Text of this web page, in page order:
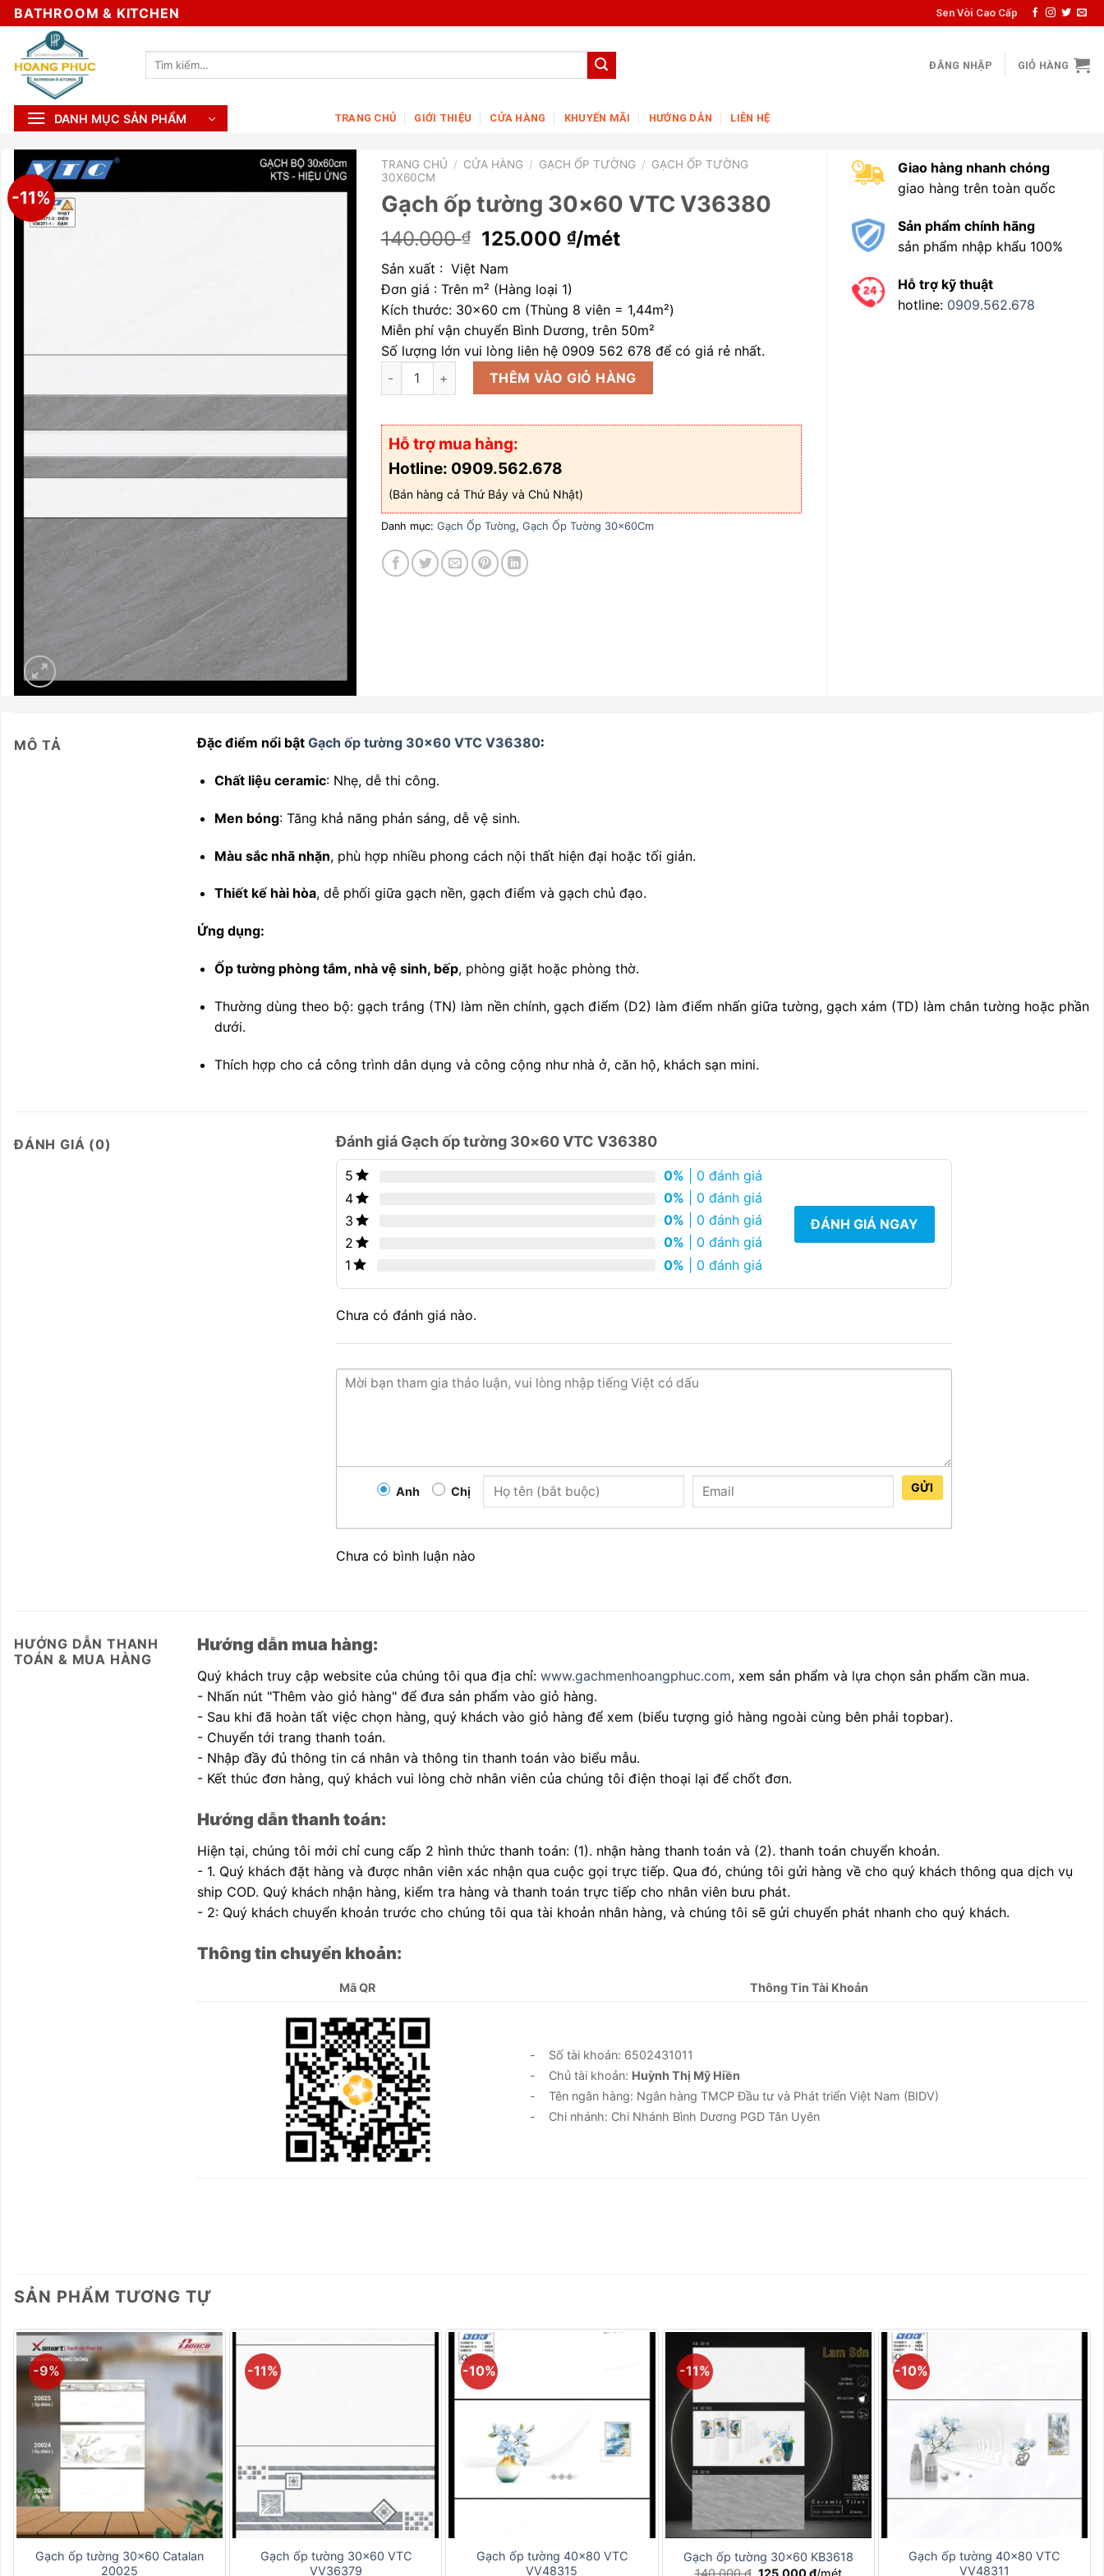
Skip
to
content
BATHROOM & KITCHEN Sen Vòi Cao Cấp
Tìm
ĐĂNG NHẬP GIỎ HÀNG
DANH MỤC SẢN PHẨM TRANG CHỦ GIỚI THIỆU CỬA HÀNG KHUYẾN MÃI HƯỚNG DẪN LIÊN HỆ
-11%
TRANG CHỦ / CỬA HÀNG / GẠCH ỐP TƯỜNG / GẠCH ỐP TƯỜNG
30X60CM
Gạch ốp tường 30×60 VTC V36380
140.000₫
Giá
gốc
là:
140.000 ₫.
125.000 ₫Giá
125.000 ₫.
/mét
Sản xuất : Việt Nam
Đơn giá : Trên m² (Hàng loại 1)
Kích thước: 30×60 cm (Thùng 8 viên = 1,44m²)
Miễn phí vận chuyển Bình Dương, trên 50m²
Số lượng lớn vui lòng liên hệ 0909 562 678 để có giá rẻ nhất.
Gạch ốp tường 30x60 VTC V36380 số lượng
THÊM VÀO GIỎ HÀNG
Hỗ trợ mua hàng:
Hotline: 0909.562.678
(Bán hàng cả Thứ Bảy và Chủ Nhật)
Danh mục: Gạch Ốp Tường, Gạch Ốp Tường 30x60Cm
Giao hàng nhanh chóng
giao hàng trên toàn quốc
Sản phẩm chính hãng
sản phẩm nhập khẩu 100%
Hỗ trợ kỹ thuật
hotline: 0909.562.678
MÔ TẢ Đặc điểm nổi bậtGạch ốp tường 30×60 VTC V36380:
Chất liệu ceramic: Nhẹ, dễ thi công.
Men bóng: Tăng khả năng phản sáng, dễ vệ sinh.
Màu sắc nhã nhặn, phù hợp nhiều phong cách nội thất hiện đại hoặc tối giản.
Thiết kế hài hòa, dễ phối giữa gạch nền, gạch điểm và gạch chủ đạo.
Ứng dụng:
Ốp tường phòng tắm, nhà vệ sinh, bếp, phòng giặt hoặc phòng thờ.
Thường dùng theo bộ: gạch trắng (TN) làm nền chính, gạch điểm (D2) làm điểm nhấn giữa tường, gạch xám (TD) làm chân tường hoặc phần
dưới.
Thích hợp cho cả công trình dân dụng và công cộng như nhà ở, căn hộ, khách sạn mini.
ĐÁNH GIÁ (0) Đánh giá Gạch ốp tường 30×60 VTC V36380
5 0% | 0 đánh giá
4
0% | 0 đánh giá
3
0% | 0 đánh giá
2
0% | 0 đánh giá
1
0% | 0 đánh giá
ĐÁNH GIÁ NGAY
Chưa có đánh giá nào.
Anh Chị GỬI
Chưa có bình luận nào
HƯỚNG DẪN THANH
TOÁN & MUA HÀNG
Hướng dẫn mua hàng:
Quý khách truy cập website của chúng tôi qua địa chỉ:www.gachmenhoangphuc.com, xem sản phẩm và lựa chọn sản phẩm cần mua.
- Nhấn nút "Thêm vào giỏ hàng" để đưa sản phẩm vào giỏ hàng.
- Sau khi đã hoàn tất việc chọn hàng, quý khách vào giỏ hàng để xem (biểu tượng giỏ hàng ngoài cùng bên phải topbar).
- Chuyển tới trang thanh toán.
- Nhập đầy đủ thông tin cá nhân và thông tin thanh toán vào biểu mẫu.
- Kết thúc đơn hàng, quý khách vui lòng chờ nhân viên của chúng tôi điện thoại lại để chốt đơn.
Hướng dẫn thanh toán:
Hiện tại, chúng tôi mới chỉ cung cấp 2 hình thức thanh toán: (1). nhận hàng thanh toán và (2). thanh toán chuyển khoản.
- 1. Quý khách đặt hàng và được nhân viên xác nhận qua cuộc gọi trực tiếp. Qua đó, chúng tôi gửi hàng về cho quý khách thông qua dịch vụ
ship COD. Quý khách nhận hàng, kiểm tra hàng và thanh toán trực tiếp cho nhân viên bưu phát.
- 2: Quý khách chuyển khoản trước cho chúng tôi qua tài khoản nhân hàng, và chúng tôi sẽ gửi chuyển phát nhanh cho quý khách.
Thông tin chuyển khoản:
Mã QR Thông Tin Tài Khoản
- Số tài khoản: 6502431011
- Chủ tài khoản: Huỳnh Thị Mỹ Hiền
- Tên ngân hàng: Ngân hàng TMCP Đầu tư và Phát triển Việt Nam (BIDV)
- Chi nhánh: Chi Nhánh Bình Dương PGD Tân Uyên
SẢN PHẨM TƯƠNG TỰ
-9%
Gạch ốp tường 30×60 Catalan
20025
-11%
+
Gạch ốp tường 30×60 VTC
VV36379
-10%
Gạch ốp tường 40×80 VTC
VV48315
-11%
+
Gạch ốp tường 30×60 KB3618
140.000₫ Giá
125.000₫Giá
/mét
-10%
Gạch ốp tường 40×80 VTC
VV48311